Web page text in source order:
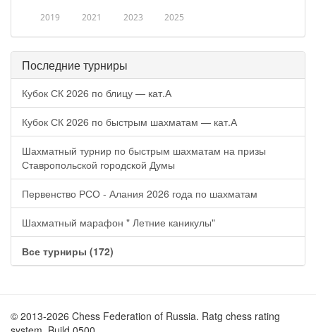
2019 2021 2023 2025
Последние турниры
Кубок СК 2026 по блицу — кат.А
Кубок СК 2026 по быстрым шахматам — кат.А
Шахматный турнир по быстрым шахматам на призы
Ставропольской городской Думы
Первенство РСО - Алания 2026 года по шахматам
Шахматный марафон " Летние каникулы"
Все турниры (172)
© 2013-2026 Chess Federation of Russia. Ratg chess rating